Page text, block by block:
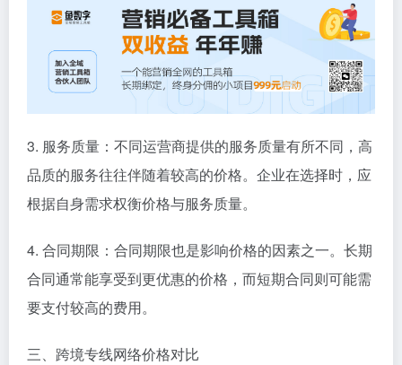
3. 服务质量：不同运营商提供的服务质量有所不同，高
品质的服务往往伴随着较高的价格。企业在选择时，应
根据自身需求权衡价格与服务质量。
4. 合同期限：合同期限也是影响价格的因素之一。长期
合同通常能享受到更优惠的价格，而短期合同则可能需
要支付较高的费用。
三、跨境专线网络价格对比